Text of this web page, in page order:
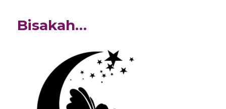
Bisakah…